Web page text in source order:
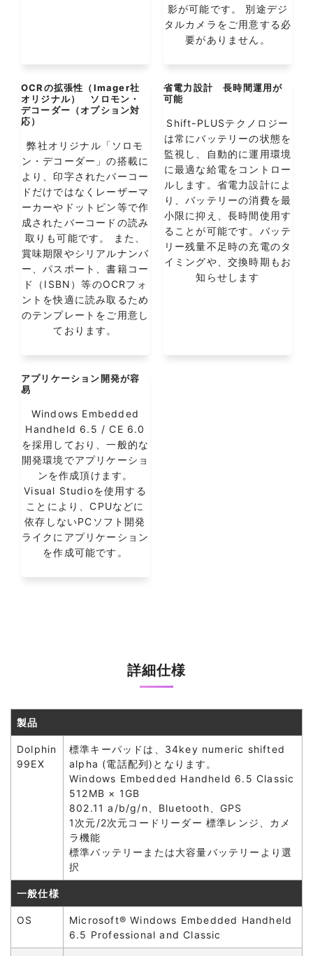
影が可能です。 別途デジ
タルカメラをご用意する必
要がありません。
OCRの拡張性（Imager社
オリジナル） ソロモン・
デコーダー（オプション対
応）
弊社オリジナル「ソロモ
ン・デコーダー」の搭載に
より、印字されたバーコー
ドだけではなくレーザーマ
ーカーやドットピン等で作
成されたバーコードの読み
取りも可能です。 また、
賞味期限やシリアルナンバ
ー、パスポート、書籍コー
ド（ISBN）等のOCRフォ
ントを快適に読み取るため
のテンプレートをご用意し
ております。
省電力設計 長時間運用が
可能
Shift-PLUSテクノロジー
は常にバッテリーの状態を
監視し、自動的に運用環境
に最適な給電をコントロー
ルします。省電力設計によ
り、バッテリーの消費を最
小限に抑え、長時間使用す
ることが可能です。バッテ
リー残量不足時の充電のタ
イミングや、交換時期もお
知らせします
アプリケーション開発が容
易
Windows Embedded
Handheld 6.5 / CE 6.0
を採用しており、一般的な
開発環境でアプリケーショ
ンを作成頂けます。
Visual Studioを使用する
ことにより、CPUなどに
依存しないPCソフト開発
ライクにアプリケーション
を作成可能です。
詳細仕様
製品
Dolphin
99EX
標準キーパッドは、34key numeric shifted
alpha (電話配列)となります。
Windows Embedded Handheld 6.5 Classic
512MB × 1GB
802.11 a/b/g/n、Bluetooth、GPS
1次元/2次元コードリーダー 標準レンジ、カメ
ラ機能
標準バッテリーまたは大容量バッテリーより選
択
一般仕様
OS
Microsoft® Windows Embedded Handheld
6.5 Professional and Classic